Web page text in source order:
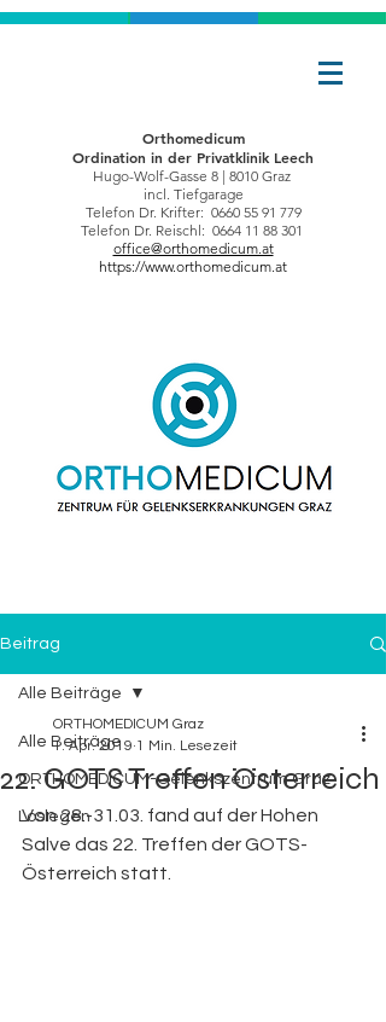
Orthomedicum
Ordination in der Privatklinik Leech
Hugo-Wolf-Gasse 8 | 8010 Graz
incl. Tiefgarage
Telefon Dr. Krifter: 0660 55 91 779
Telefon Dr. Reischl: 0664 11 88 301
office@orthomedicum.at
https://www.orthomedicum.at
Beitrag
Alle Beiträge
ORTHOMEDICUM-Gelenkszentrum Graz
Loslegen
Alle Beiträge
22. GOTS Treffen Österreich
ORTHOMEDICUM Graz
1. Apr. 2019 1 Min. Lesezeit
Von 28.-31.03. fand auf der Hohen
Salve das 22. Treffen der GOTS-
Österreich statt.